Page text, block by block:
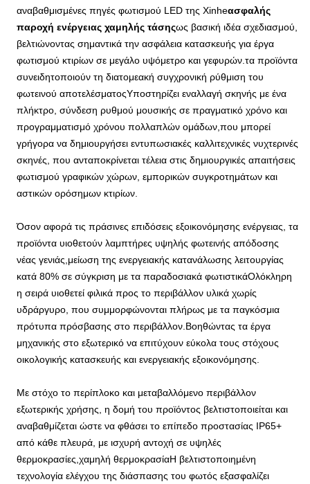
αναβαθμισμένες πηγές φωτισμού LED της Xinheασφαλής
παροχή ενέργειας χαμηλής τάσηςως βασική ιδέα σχεδιασμού,
βελτιώνοντας σημαντικά την ασφάλεια κατασκευής για έργα
φωτισμού κτιρίων σε μεγάλο υψόμετρο και γεφυρών.τα προϊόντα
συνειδητοποιούν τη διατομεακή συγχρονική ρύθμιση του
φωτεινού αποτελέσματοςΥποστηρίζει εναλλαγή σκηνής με ένα
πλήκτρο, σύνδεση ρυθμού μουσικής σε πραγματικό χρόνο και
προγραμματισμό χρόνου πολλαπλών ομάδων,που μπορεί
γρήγορα να δημιουργήσει εντυπωσιακές καλλιτεχνικές νυχτερινές
σκηνές, που ανταποκρίνεται τέλεια στις δημιουργικές απαιτήσεις
φωτισμού γραφικών χώρων, εμπορικών συγκροτημάτων και
αστικών ορόσημων κτιρίων.
Όσον αφορά τις πράσινες επιδόσεις εξοικονόμησης ενέργειας, τα
προϊόντα υιοθετούν λαμπτήρες υψηλής φωτεινής απόδοσης
νέας γενιάς,μείωση της ενεργειακής κατανάλωσης λειτουργίας
κατά 80% σε σύγκριση με τα παραδοσιακά φωτιστικάΟλόκληρη
η σειρά υιοθετεί φιλικά προς το περιβάλλον υλικά χωρίς
υδράργυρο, που συμμορφώνονται πλήρως με τα παγκόσμια
πρότυπα πρόσβασης στο περιβάλλον.Βοηθώντας τα έργα
μηχανικής στο εξωτερικό να επιτύχουν εύκολα τους στόχους
οικολογικής κατασκευής και ενεργειακής εξοικονόμησης.
Με στόχο το περίπλοκο και μεταβαλλόμενο περιβάλλον
εξωτερικής χρήσης, η δομή του προϊόντος βελτιστοποιείται και
αναβαθμίζεται ώστε να φθάσει το επίπεδο προστασίας IP65+
από κάθε πλευρά, με ισχυρή αντοχή σε υψηλές
θερμοκρασίες,χαμηλή θερμοκρασίαΗ βελτιστοποιημένη
τεχνολογία ελέγχου της διάσπασης του φωτός εξασφαλίζει